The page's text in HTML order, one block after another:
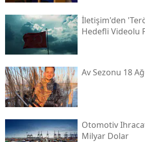
İletişim'den
Hedefli Videolu
Av Sezonu 18
Otomotiv
Milyar Dolar